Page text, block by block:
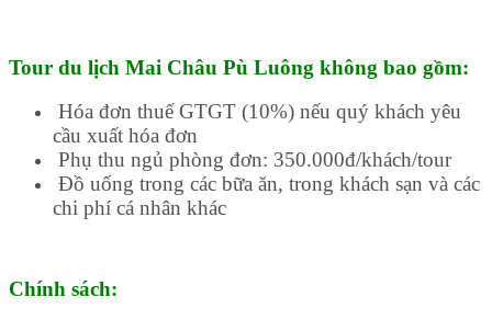
Tour du lịch Mai Châu Pù Luông không bao gồm:
Hóa đơn thuế GTGT (10%) nếu quý khách yêu
cầu xuất hóa đơn
Phụ thu ngủ phòng đơn: 350.000đ/khách/tour
Đồ uống trong các bữa ăn, trong khách sạn và các
chi phí cá nhân khác
Chính sách: